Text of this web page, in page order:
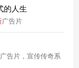
时，福特
线上广告，
体副本。
的人生
广告片
告片，宣传传奇系